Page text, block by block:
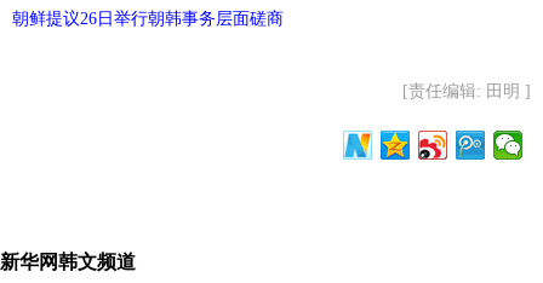
朝鲜提议26日举行朝韩事务层面磋商
[责任编辑: 田明 ]
新华网韩文频道